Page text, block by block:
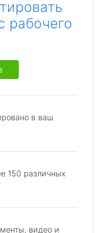
рабочего
в ваш
150 различных
видео и